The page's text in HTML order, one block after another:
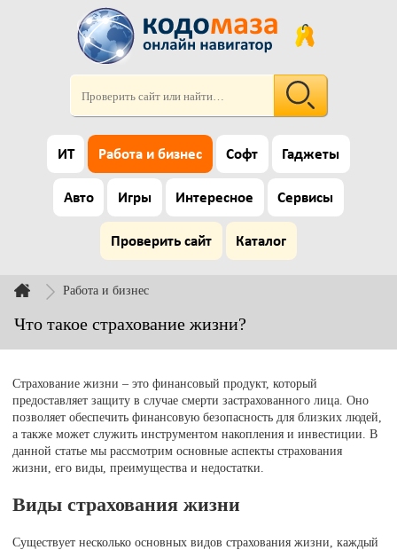
ИТ Работа и бизнес Софт Гаджеты
Авто Игры Интересное Сервисы
Проверить сайт Каталог
Работа и бизнес
Что такое страхование жизни?
Страхование жизни – это финансовый продукт, который
предоставляет защиту в случае смерти застрахованного лица. Оно
позволяет обеспечить финансовую безопасность для близких людей,
а также может служить инструментом накопления и инвестиции. В
данной статье мы рассмотрим основные аспекты страхования
жизни, его виды, преимущества и недостатки.
Виды страхования жизни
Существует несколько основных видов страхования жизни, каждый